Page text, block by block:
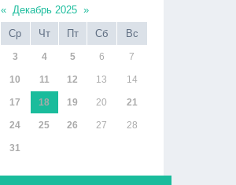
« Декабрь 2025 »
Ср Чт Пт Сб Вс
3 4 5 6 7
10 11 12 13 14
17 18 19 20 21
24 25 26 27 28
31